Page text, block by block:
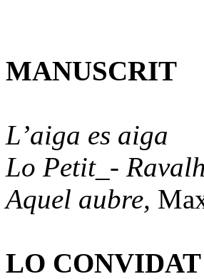
MANUSCRIT
L’aiga es aiga
Lo Petit_-
Aquel aubre,
LO CONVIDAT